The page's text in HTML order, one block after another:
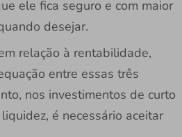
ele fica seguro e com maior
desejar.
relação à rentabilidade,
entre essas três
nos investimentos de curto
é necessário aceitar